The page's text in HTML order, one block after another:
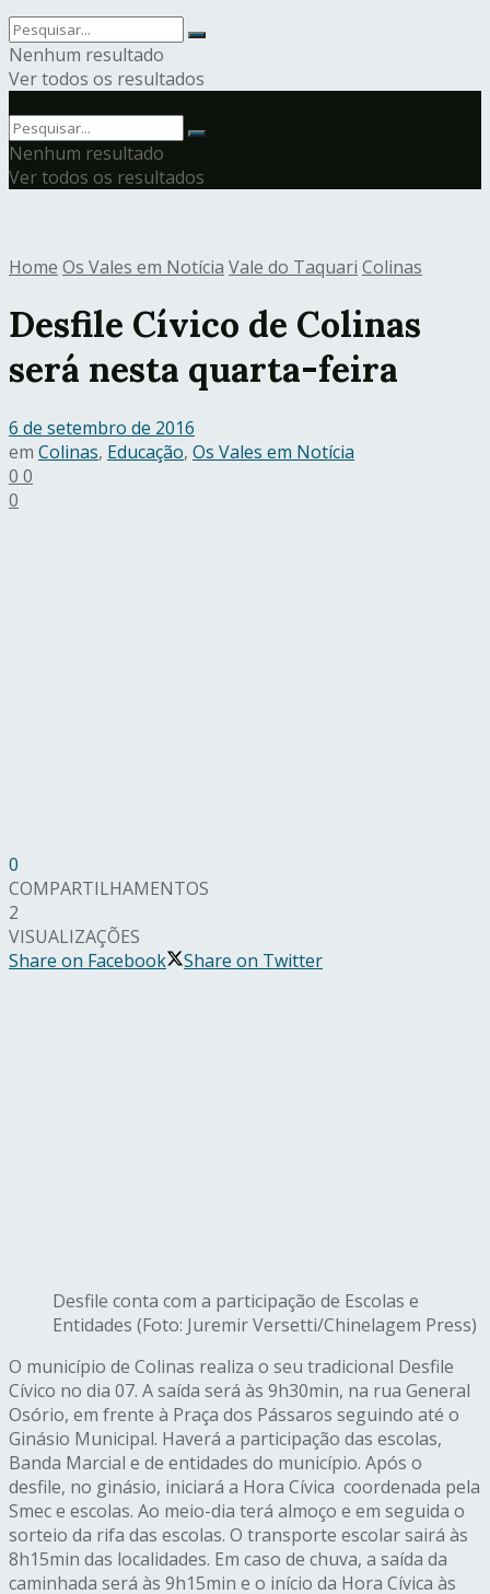
Nenhum resultado
Ver todos os resultados
Nenhum resultado
Ver todos os resultados
Home Os Vales em Notícia Vale do Taquari Colinas
Desfile Cívico de Colinas
será nesta quarta-feira
6 de setembro de 2016
em Colinas, Educação, Os Vales em Notícia
0 0
0
0
COMPARTILHAMENTOS
2
VISUALIZAÇÕES
Share on Facebook
Share on Twitter
Desfile conta com a participação de Escolas e
Entidades (Foto: Juremir Versetti/Chinelagem Press)
O município de Colinas realiza o seu tradicional Desfile
Cívico no dia 07. A saída será às 9h30min, na rua General
Osório, em frente à Praça dos Pássaros seguindo até o
Ginásio Municipal. Haverá a participação das escolas,
Banda Marcial e de entidades do município. Após o
desfile, no ginásio, iniciará a Hora Cívica coordenada pela
Smec e escolas. Ao meio-dia terá almoço e em seguida o
sorteio da rifa das escolas. O transporte escolar sairá às
8h15min das localidades. Em caso de chuva, a saída da
caminhada será às 9h15min e o início da Hora Cívica às